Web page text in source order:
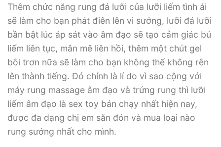
Thêm chức năng rung đá lưỡi của lưỡi liếm tình ái
sẽ làm cho bạn phát điên lên vì sướng, lưỡi đá lưỡi
bần bật lúc áp sát vào âm đạo sẽ tạo cảm giác bú
liếm liên tục, mân mê liên hồi, thêm một chút gel
bôi trơn nữa sẽ làm cho bạn không thể không rên
lên thành tiếng. Đó chính là lí do vì sao cộng với
máy rung massage âm đạo và trứng rung thì lưỡi
liếm âm đạo là sex toy bán chạy nhất hiện nay,
được đa dạng chị em săn đón và mua loại nào
rung sướng nhất cho mình.